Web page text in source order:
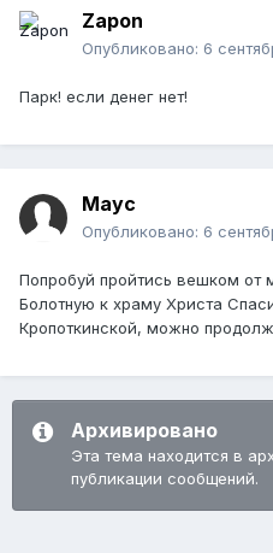
Zapon
Опубликовано: 6
Парк! если денег нет!
Mayc
Опубликовано: 6
Попробуй пройтись вешком от
Болотную к храму Христа
Кропоткинской, можно
Архивировано
Эта тема находится в
публикации сообщений.